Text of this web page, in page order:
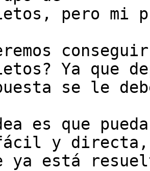
pero mi
Ya que
se le
es que
fácil y directa,
ya está